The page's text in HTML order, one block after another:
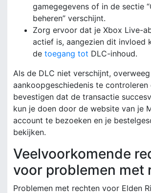
gamegegevens of in de sectie
beheren” verschijnt.
Zorg ervoor dat je Xbox Live-
actief is, aangezien dit invloed
de toegang tot DLC-inhoud.
Als de DLC niet verschijnt,
aankoopgeschiedenis te controleren
bevestigen dat de transactie
kun je doen door de website van je
account te bezoeken en je
bekijken.
Veelvoorkomende
voor problemen met
Problemen met rechten voor Elden